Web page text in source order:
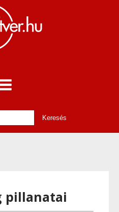
pillanatai